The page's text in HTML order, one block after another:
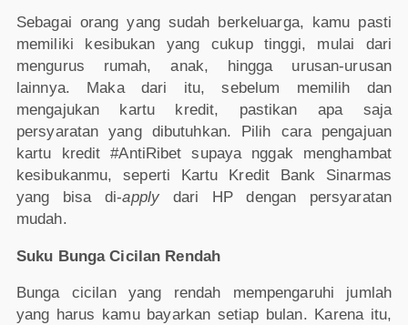
Sebagai orang yang sudah berkeluarga, kamu pasti
memiliki kesibukan yang cukup tinggi, mulai dari
mengurus rumah, anak, hingga urusan-urusan
lainnya. Maka dari itu, sebelum memilih dan
mengajukan kartu kredit, pastikan apa saja
persyaratan yang dibutuhkan. Pilih cara pengajuan
kartu kredit #AntiRibet supaya nggak menghambat
kesibukanmu, seperti Kartu Kredit Bank Sinarmas
yang bisa di-apply dari HP dengan persyaratan
mudah.
Suku Bunga Cicilan Rendah
Bunga cicilan yang rendah mempengaruhi jumlah
yang harus kamu bayarkan setiap bulan. Karena itu,